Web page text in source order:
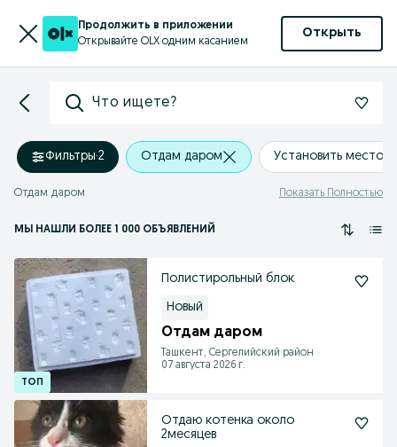
Продолжить в приложении
Открывайте OLX одним касанием
Открыть
Что ищете?
Фильтры·2 Отдам даром Установить
Отдам даром Показать Полностью
МЫ НАШЛИ БОЛЕЕ 1 000 ОБЪЯВЛЕНИЙ
Полистирольный блок
Новый
Отдам даром
Ташкент, Сергелийский район
07 августа 2026 г.
Отдаю котенка около
2месяцев